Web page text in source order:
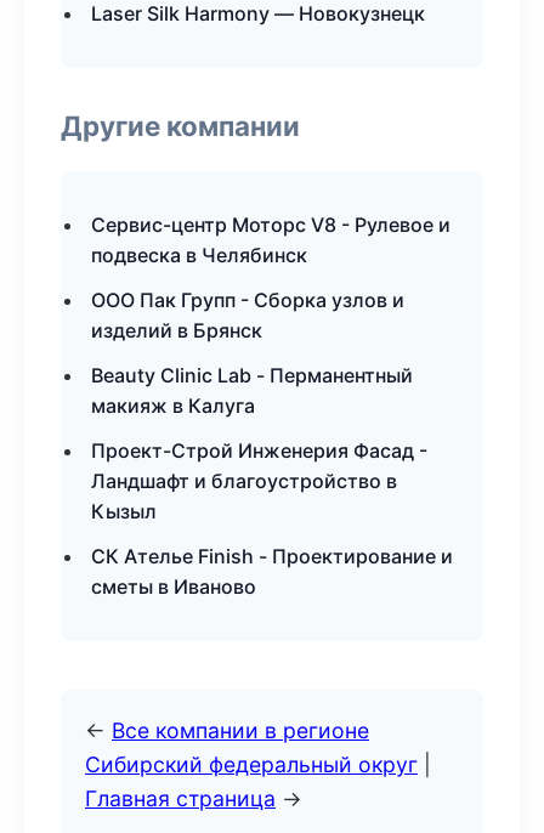
Laser Silk Harmony — Новокузнецк
Другие компании
Сервис-центр Моторс V8 - Рулевое и
подвеска в Челябинск
ООО Пак Групп - Сборка узлов и
изделий в Брянск
Beauty Clinic Lab - Перманентный
макияж в Калуга
Проект-Строй Инженерия Фасад -
Ландшафт и благоустройство в
Кызыл
СК Ателье Finish - Проектирование и
сметы в Иваново
← Все компании в регионе
Сибирский федеральный округ
Главная страница →